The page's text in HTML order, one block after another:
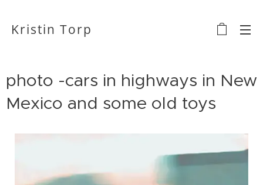
Kristin Torp
photo -cars in highways in New
Mexico and some old toys